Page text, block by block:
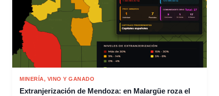
MINERÍA, VINO Y GANADO
Extranjerización de Mendoza: en Malargüe roza el